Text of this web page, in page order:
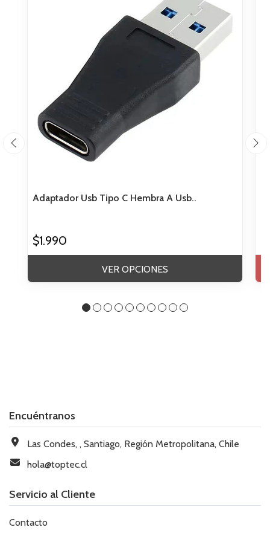
Adaptador Usb Tipo C Hembra A Usb..
$1.990
VER OPCIONES
Encuéntranos
Las Condes, , Santiago, Región Metropolitana, Chile
hola@toptec.cl
Servicio al Cliente
Contacto